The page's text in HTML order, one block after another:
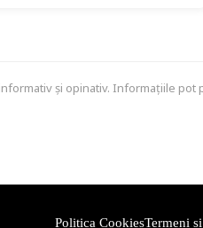
și opinativ. Informațiile
Politica CookiesTermeni